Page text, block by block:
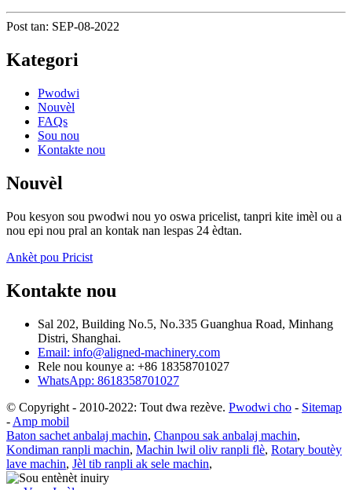
Post tan: SEP-08-2022
Kategori
Pwodwi
Nouvèl
FAQs
Sou nou
Kontakte nou
Nouvèl
Pou kesyon sou pwodwi nou yo oswa pricelist, tanpri kite imèl ou a
nou epi nou pral an kontak nan lespas 24 èdtan.
Ankèt pou Pricist
Kontakte nou
Sal 202, Building No.5, No.335 Guanghua Road, Minhang
Distri, Shanghai.
Email: info@aligned-machinery.com
Rele nou kounye a: +86 18358701027
WhatsApp: 8618358701027
© Copyright - 2010-2022: Tout dwa rezève. Pwodwi cho - Sitemap
- Amp mobil
Baton sachet anbalaj machin, Chanpou sak anbalaj machin,
Kondiman ranpli machin, Machin lwil oliv ranpli flè, Rotary boutèy
lave machin, Jèl tib ranpli ak sele machin,